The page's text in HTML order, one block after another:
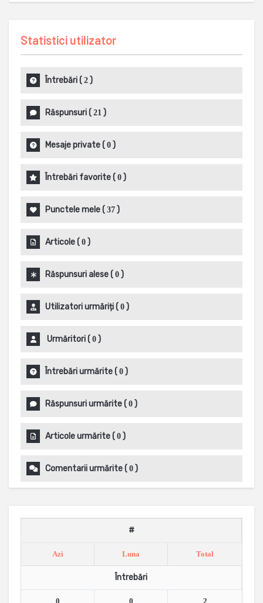
Statistici utilizator
Întrebări( 2 )
Răspunsuri( 21 )
Mesaje private( 0 )
Întrebări favorite( 0 )
Punctele mele( 37 )
Articole( 0 )
Răspunsuri alese( 0 )
Utilizatori urmăriți( 0 )
Urmăritori( 0 )
Întrebări urmărite( 0 )
Răspunsuri urmărite( 0 )
Articole urmărite( 0 )
Comentarii urmărite( 0 )
#
Azi Luna Total
Întrebări
0 0 2